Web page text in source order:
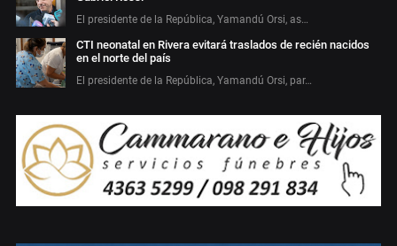
El presidente de la República, Yamandú Orsi, as…
CTI neonatal en Rivera evitará traslados de recién nacidos
en el norte del país
El presidente de la República, Yamandú Orsi, par…